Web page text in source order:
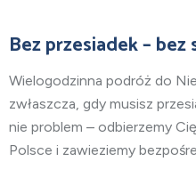
Bez przesiadek – bez
Wielogodzinna podróż do
zwłaszcza, gdy musisz
nie problem – odbierzemy
Polsce i zawieziemy